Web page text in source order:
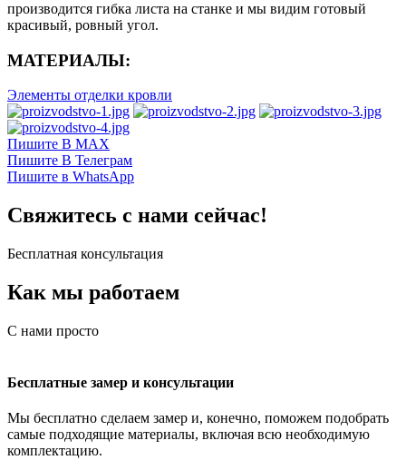
производится гибка листа на станке и мы видим готовый
красивый, ровный угол.
МАТЕРИАЛЫ:
Элементы отделки кровли
Пишите В MAX
Пишите В Телеграм
Пишите в WhatsApp
Свяжитесь с нами сейчас!
Бесплатная консультация
Как мы работаем
С нами просто
Бесплатные замер и консультации
Мы бесплатно сделаем замер и, конечно, поможем подобрать
самые подходящие материалы, включая всю необходимую
комплектацию.